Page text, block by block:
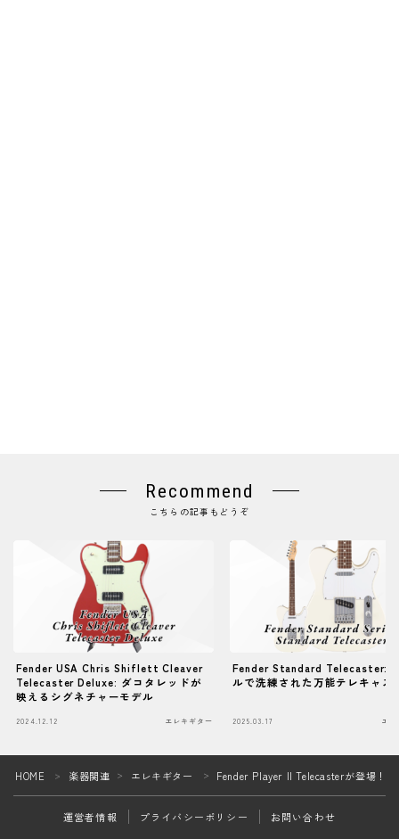
Recommend
こちらの記事もどうぞ
Fender USA Chris Shiflett Cleaver
Telecaster Deluxe: ダコタレッドが
映えるシグネチャーモデル
2024.12.12 エレキギター
Fender Standard Telecaster:
ルで洗練された万能テレキャス
2025.03.17 エ
HOME ＞ 楽器関連 ＞ エレキギター ＞ Fender Player II Telecasterが登場！
運営者情報 プライバシーポリシー お問い合わせ